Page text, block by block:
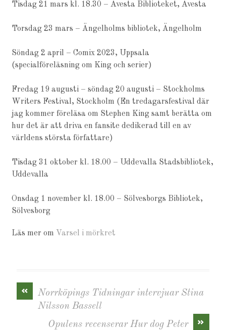
Tisdag 21 mars kl. 18.30 – Avesta Biblioteket, Avesta
Torsdag 23 mars – Ängelholms bibliotek, Ängelholm
Söndag 2 april – Comix 2023, Uppsala
(specialföreläsning om King och serier)
Fredag 19 augusti – söndag 20 augusti – Stockholms
Writers Festival, Stockholm (En tredagarsfestival där
jag kommer föreläsa om Stephen King samt berätta om
hur det är att driva en fansite dedikerad till en av
världens största författare)
Tisdag 31 oktober kl. 18.00 – Uddevalla Stadsbibliotek,
Uddevalla
Onsdag 1 november kl. 18.00 – Sölvesborgs Bibliotek,
Sölvesborg
Läs mer om Varsel i mörkret
«
Norrköpings Tidningar intervjuar Stina
Nilsson Bassell
»
Opulens recenserar Hur dog Peter